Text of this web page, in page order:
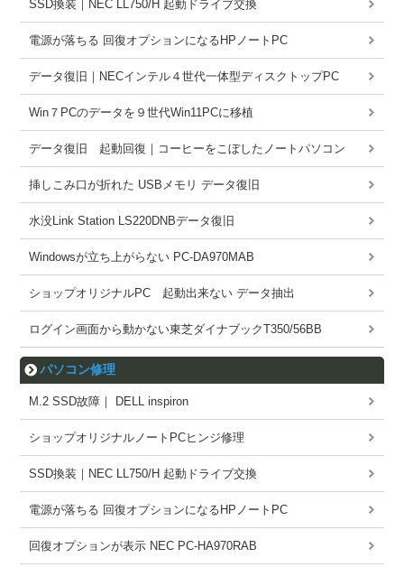
SSD換装｜NEC LL750/H 起動ドライブ交換
電源が落ちる 回復オプションになるHPノートPC
データ復旧｜NECインテル４世代一体型ディスクトップPC
Win７PCのデータを９世代Win11PCに移植
データ復旧 起動回復｜コーヒーをこぼしたノートパソコン
挿しこみ口が折れた USBメモリ データ復旧
水没Link Station LS220DNBデータ復旧
Windowsが立ち上がらない PC-DA970MAB
ショップオリジナルPC 起動出来ない データ抽出
ログイン画面から動かない東芝ダイナブックT350/56BB
パソコン修理
M.2 SSD故障｜ DELL inspiron
ショップオリジナルノートPCヒンジ修理
SSD換装｜NEC LL750/H 起動ドライブ交換
電源が落ちる 回復オプションになるHPノートPC
回復オプションが表示 NEC PC-HA970RAB